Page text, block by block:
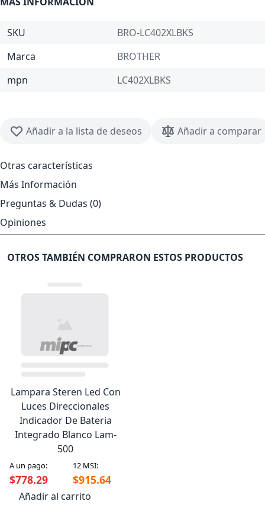
SKU
BRO-LC402XLBKS
Marca
BROTHER
mpn
LC402XLBKS
Añadir a la lista de deseos Añadir a comparar
Otras características
Más Información
Preguntas & Dudas (0)
Opiniones
OTROS TAMBIÉN COMPRARON ESTOS PRODUCTOS
Lampara Steren Led Con
Luces Direccionales
Indicador De Bateria
Integrado Blanco Lam-
500
A un pago: 12 MSI:
$778.29 $915.64
Añadir al carrito